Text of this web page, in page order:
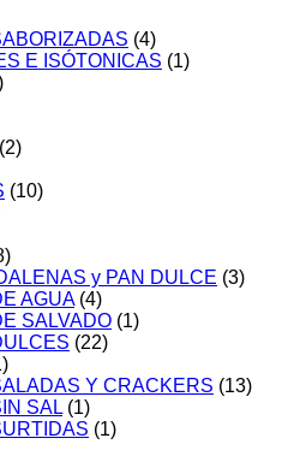
(4)
E ISÓTONICAS (1)
(2)
(10)
y PAN DULCE (3)
AGUA (4)
SALVADO (1)
(22)
Y CRACKERS (13)
SAL (1)
(1)